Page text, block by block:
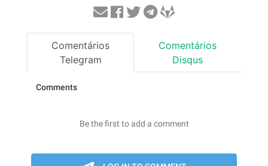
Comentários
Telegram
Comentários
Disqus